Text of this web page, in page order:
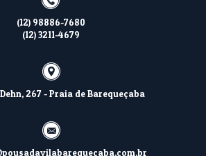
(12) 98886-7680
(12) 3211-4679
267 - Praia de Barequeçaba